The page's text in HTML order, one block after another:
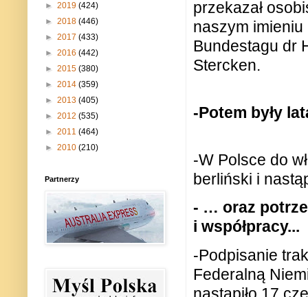
przekazał
naszym
Bundestagu dr
Stercken.
-Potem były
-W Polsce do
berliński i
- … oraz
i współpracy...
-Podpisanie
Federalną
nastąpiło 17
► 2019 (424)
► 2018 (446)
► 2017 (433)
► 2016 (442)
► 2015 (380)
► 2014 (359)
► 2013 (405)
► 2012 (535)
► 2011 (464)
► 2010 (210)
Partnerzy